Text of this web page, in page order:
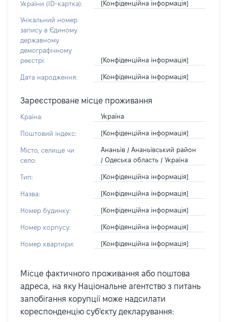
України (ID-картка):
[Конфіденційна інформація]
Унікальний номер
запису в Єдиному
державному
демографічному
реєстрі:
[Конфіденційна інформація]
Дата народження: [Конфіденційна інформація]
Зареєстроване місце проживання
Країна: Україна
Поштовий індекс: [Конфіденційна інформація]
Місто, селище чи
село:
Ананьїв / Ананьївський район
/ Одеська область / Україна
Тип: [Конфіденційна інформація]
Назва: [Конфіденційна інформація]
Номер будинку: [Конфіденційна інформація]
Номер корпусу: [Конфіденційна інформація]
Номер квартири: [Конфіденційна інформація]
Місце фактичного проживання або поштова
адреса, на яку Національне агентство з питань
запобігання корупції може надсилати
кореспонденцію суб'єкту декларування: